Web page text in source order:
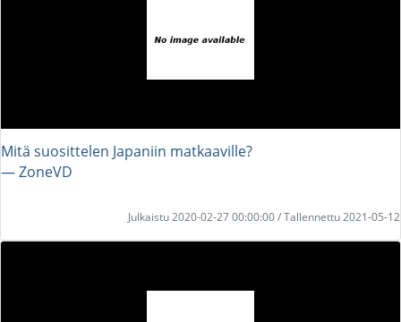
Mitä suosittelen Japaniin matkaaville?
― ZoneVD
Julkaistu 2020-02-27 00:00:00 / Tallennettu 2021-05-12